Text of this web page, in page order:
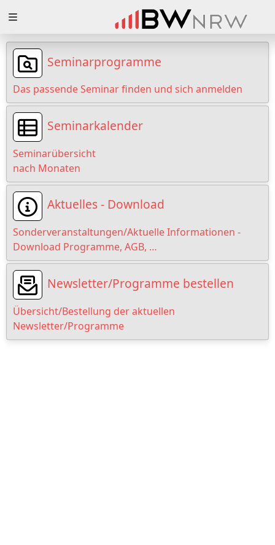
Loading
Loading
Loading
Loading
Loading
Loading
Seminarprogramme
Das passende Seminar finden und sich anmelden
Seminarkalender
Seminarübersicht
nach Monaten
Aktuelles - Download
Sonderveranstaltungen/Aktuelle Informationen -
Download Programme, AGB, …
Newsletter/Programme bestellen
Übersicht/Bestellung der aktuellen
Newsletter/Programme